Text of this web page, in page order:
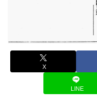
X
LINE